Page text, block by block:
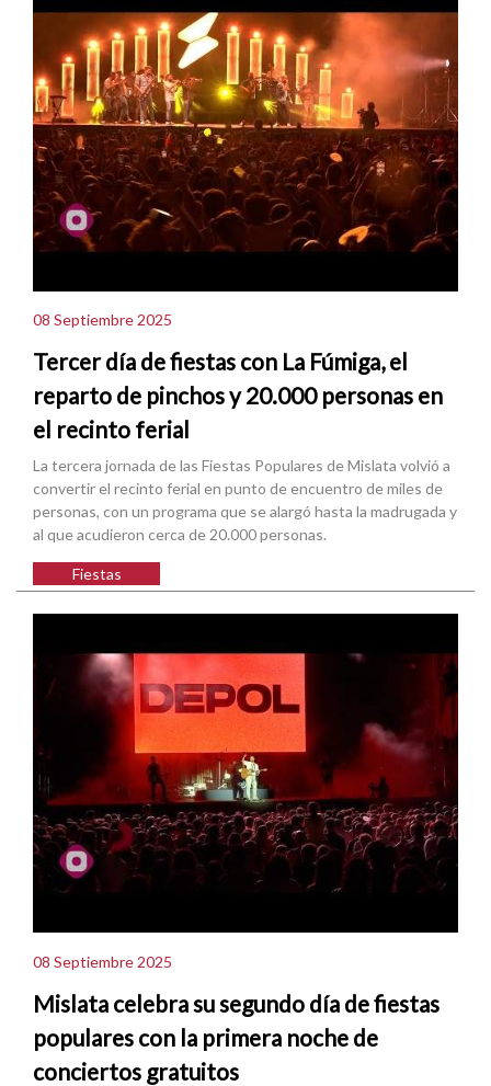
08 Septiembre 2025
Tercer día de fiestas con La Fúmiga, el
reparto de pinchos y 20.000 personas en
el recinto ferial
La tercera jornada de las Fiestas Populares de Mislata volvió a
convertir el recinto ferial en punto de encuentro de miles de
personas, con un programa que se alargó hasta la madrugada y
al que acudieron cerca de 20.000 personas.
Fiestas
08 Septiembre 2025
Mislata celebra su segundo día de fiestas
populares con la primera noche de
conciertos gratuitos